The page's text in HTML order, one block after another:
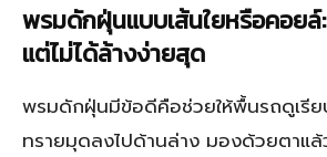
พรมดักฝุ่นแบบเส้นใยหรือคอยล์
แต่ไม่ได้ล้างง่ายสุด
พรมดักฝุ่นมีข้อดีคือช่วยให้พื้นรถดูเรีย
ทรายมุดลงไปด้านล่าง มองด้วยตาแล้